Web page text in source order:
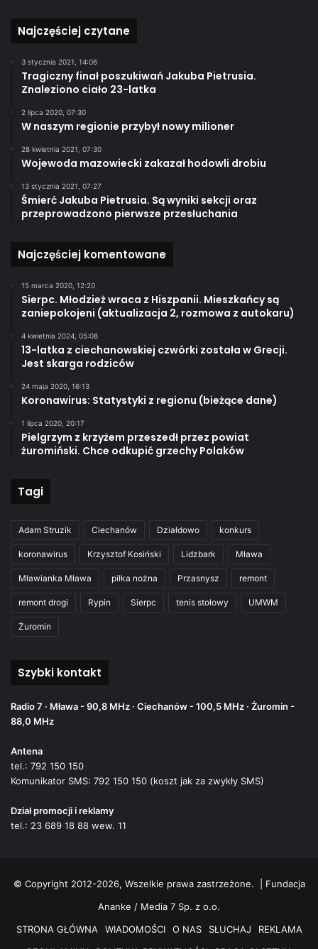
Najczęściej czytane
3 stycznia 2021, 14:06
Tragiczny finał poszukiwań Jakuba Pietrusia.
Znaleziono ciało 23-latka
2 lipca 2020, 07:30
W naszym regionie przybył nowy milioner
28 kwietnia 2021, 07:30
Wojewoda mazowiecki zakazał hodowli drobiu
13 stycznia 2021, 07:27
Śmierć Jakuba Pietrusia. Są wyniki sekcji oraz
przeprowadzono pierwsze przesłuchania
Najczęściej komentowane
15 marca 2020, 12:20
Sierpc. Młodzież wraca z Hiszpanii. Mieszkańcy są
zaniepokojeni (aktualizacja 2, rozmowa z autokaru)
4 kwietnia 2024, 05:08
13-latka z ciechanowskiej czwórki została w Grecji.
Jest skarga rodziców
24 maja 2020, 16:13
Koronawirus: Statystyki z regionu (bieżące dane)
1 lipca 2020, 20:17
Pielgrzym z krzyżem przeszedł przez powiat
żuromiński. Chce odkupić grzechy Polaków
Tagi
Adam Struzik Ciechanów Działdowo konkurs
koronawirus Krzysztof Kosiński Lidzbark Mława
Mławianka Mława piłka nożna Przasnysz remont
remont drogi Rypin Sierpc tenis stołowy UMWM
Żuromin
Szybki kontakt
Radio 7 · Mława - 90,8 MHz · Ciechanów - 100,5 MHz · Żuromin -
88,0 MHz
Antena
tel.: 792 150 150
Komunikator SMS: 792 150 150 (koszt jak za zwykły SMS)
Dział promocji i reklamy
tel.: 23 689 18 88 wew. 11
© Copyright 2012-2026, Wszelkie prawa zastrzeżone. | Fundacja
Ananke / Media 7 Sp. z o.o.
STRONA GŁÓWNA
WIADOMOŚCI O NAS SŁUCHAJ
REKLAMA